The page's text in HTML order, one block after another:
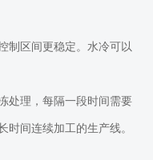
制区间更稳定。水冷可以
处理，每隔一段时间需要
间连续加工的生产线。